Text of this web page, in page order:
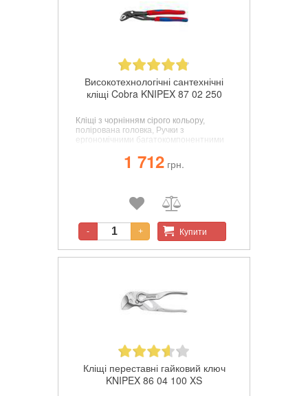
Високотехнологічні сантехнічні
кліщі Cobra KNIPEX 87 02 250
Кліщі з чорнінням сірого кольору,
полірована головка, Ручки з
ергономічними багатокомпонентними
1 712 грн.
- + Купити
Кліщі переставні гайковий ключ
KNIPEX 86 04 100 XS